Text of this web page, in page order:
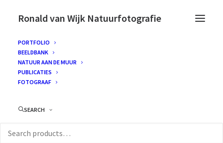
Ronald van Wijk Natuurfotografie
PORTFOLIO
BEELDBANK
NATUUR AAN DE MUUR
PUBLICATIES
FOTOGRAAF
SEARCH